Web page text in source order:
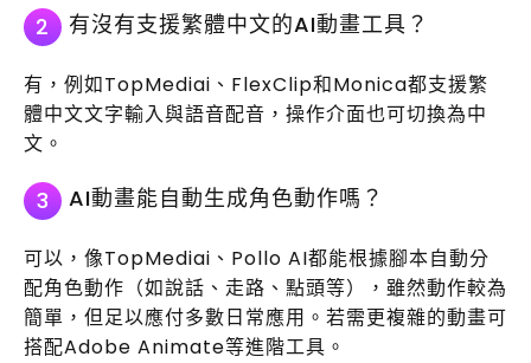
2 有沒有支援繁體中文的AI動畫工具？
有，例如TopMediai、FlexClip和Monica都支援繁
體中文文字輸入與語音配音，操作介面也可切換為中
文。
3 AI動畫能自動生成角色動作嗎？
可以，像TopMediai、Pollo AI都能根據腳本自動分
配角色動作（如說話、走路、點頭等），雖然動作較為
簡單，但足以應付多數日常應用。若需更複雜的動畫可
搭配Adobe Animate等進階工具。